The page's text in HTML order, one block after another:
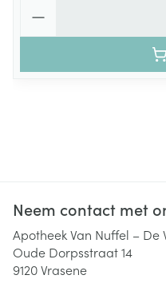
Neem contact met
Apotheek Van Nuffel – De
Oude Dorpsstraat 14
9120Vrasene